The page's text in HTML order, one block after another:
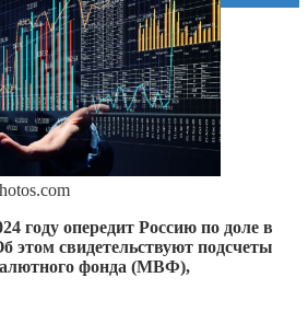
году опередит Россию по доле в
этом свидетельствуют подсчеты
фонда (МВФ),